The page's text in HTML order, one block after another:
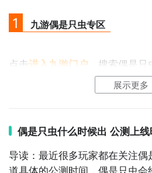
1 九游偶是只虫专区
点击进入九游门户 ，搜索偶是
一个下载按钮，分别是【高速下
下载可以更加节省下载时间和流
2 九游客户端
展示更多
偶是只虫什么时候出 公测上
导读：最近很多玩家都在关注
道具体的公测时间，偶是只虫会